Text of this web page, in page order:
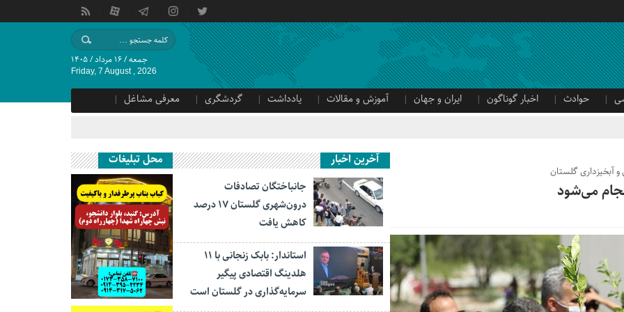
جمعه / ۱۶ مرداد / ۱۴۰۵
Friday, 7 August , 2026
حوادث اخبار گوناگون ایران و جهان آموزش و مقالات یادداشت گردشگری
معرفی مشاغل
آبخیزداری گلستان
می‌شود
آخرین اخبار
جانباختگان تصادفات
درون‌شهری گلستان ۱۷ درصد
کاهش یافت
استاندار: بابک زنجانی با ۱۱
هلدینگ اقتصادی پیگیر
سرمایه‌گذاری در گلستان است
محل تبلیغات